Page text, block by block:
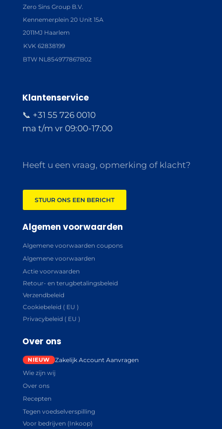
Zero Sins Group B.V.
Kennemerplein 20 Unit 15A
2011MJ Haarlem
KVK 62838199
BTW NL854977867B02
Klantenservice
📞 +31 55 726 0010
ma t/m vr 09:00-17:00
Heeft u een vraag, opmerking of klacht?
STUUR ONS EEN BERICHT
Algemen voorwaarden
Algemene voorwaarden coupons
Algemene voorwaarden
Actie voorwaarden
Retour- en terugbetalingsbeleid
Verzendbeleid
Cookiebeleid ( EU )
Privacybeleid ( EU )
Over ons
Zakelijk Account Aanvragen
Wie zijn wij
Over ons
Recepten
Tegen voedselverspilling
Voor bedrijven (Inkoop)